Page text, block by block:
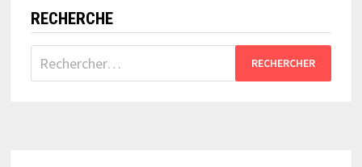
RECHERCHE
Rechercher :